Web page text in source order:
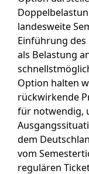
landesweite
Einführung
als Belastung
Option halten
rückwirkende
für notwendig,
dem
vom
regulären